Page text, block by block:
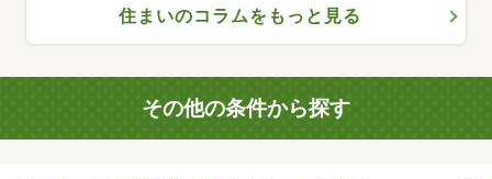
住まいのコラムをもっと見る
その他の条件から探す